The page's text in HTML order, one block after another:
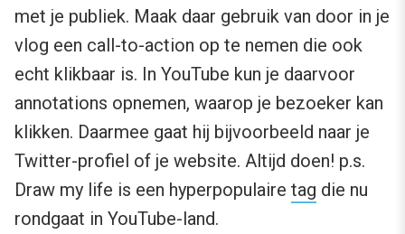
met je publiek. Maak daar gebruik van door in je
vlog een call-to-action op te nemen die ook
echt klikbaar is. In YouTube kun je daarvoor
annotations opnemen, waarop je bezoeker kan
klikken. Daarmee gaat hij bijvoorbeeld naar je
Twitter-profiel of je website. Altijd doen! p.s.
Draw my life is een hyperpopulaire tag die nu
rondgaat in YouTube-land.